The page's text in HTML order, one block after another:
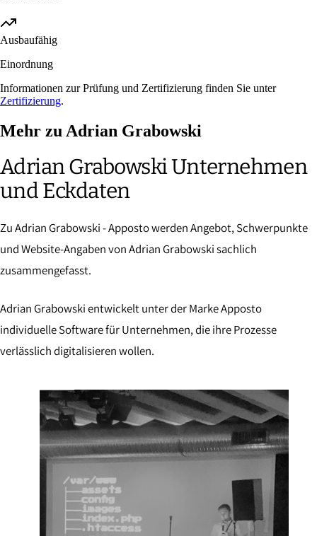
Ausbaufähig
Einordnung
Informationen zur Prüfung und Zertifizierung finden Sie unter
Zertifizierung.
Mehr zu Adrian Grabowski
Adrian Grabowski Unternehmen
und Eckdaten
Zu Adrian Grabowski - Apposto werden Angebot, Schwerpunkte
und Website-Angaben von Adrian Grabowski sachlich
zusammengefasst.
Adrian Grabowski entwickelt unter der Marke Apposto
individuelle Software für Unternehmen, die ihre Prozesse
verlässlich digitalisieren wollen.